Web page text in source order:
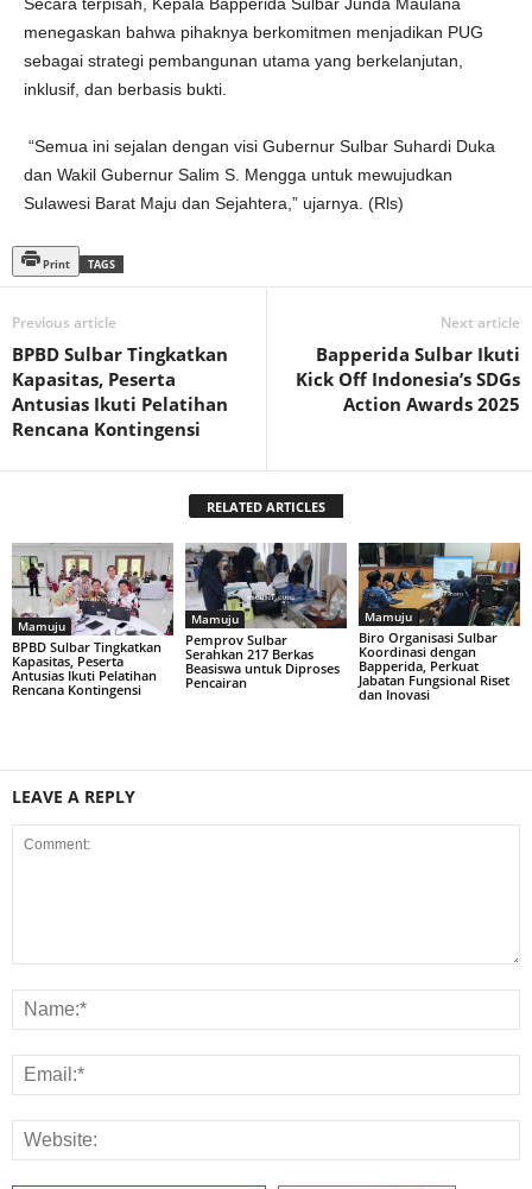
Secara terpisah, Kepala Bapperida Sulbar Junda Maulana
menegaskan bahwa pihaknya berkomitmen menjadikan PUG
sebagai strategi pembangunan utama yang berkelanjutan,
inklusif, dan berbasis bukti.
“Semua ini sejalan dengan visi Gubernur Sulbar Suhardi Duka
dan Wakil Gubernur Salim S. Mengga untuk mewujudkan
Sulawesi Barat Maju dan Sejahtera,” ujarnya. (Rls)
Print TAGS
Previous article
BPBD Sulbar Tingkatkan
Kapasitas, Peserta
Antusias Ikuti Pelatihan
Rencana Kontingensi
Next article
Bapperida Sulbar Ikuti
Kick Off Indonesia’s SDGs
Action Awards 2025
RELATED ARTICLES
Mamuju
BPBD Sulbar Tingkatkan
Kapasitas, Peserta
Antusias Ikuti Pelatihan
Rencana Kontingensi
Mamuju
Pemprov Sulbar
Serahkan 217 Berkas
Beasiswa untuk Diproses
Pencairan
Mamuju
Biro Organisasi Sulbar
Koordinasi dengan
Bapperida, Perkuat
Jabatan Fungsional Riset
dan Inovasi
LEAVE A REPLY